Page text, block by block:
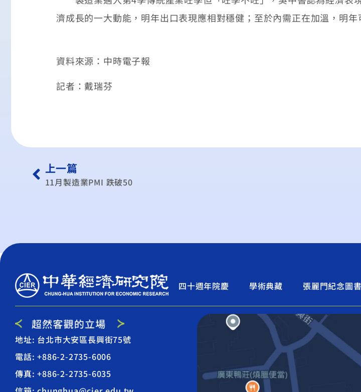
濟成長的一大動能，明年出口表現應相對穩健；至於內需正在加溫，明年
資料來源：中時電子報
記者：戴瑞芬
上一篇
11月製造業PMI 跌破50
四十週年院慶 學術典藏 張麗門紀念圖
地址: 台北市大安區長興街75號
電話: +886-2-2735-6006
傳真: +886-2-2735-6035